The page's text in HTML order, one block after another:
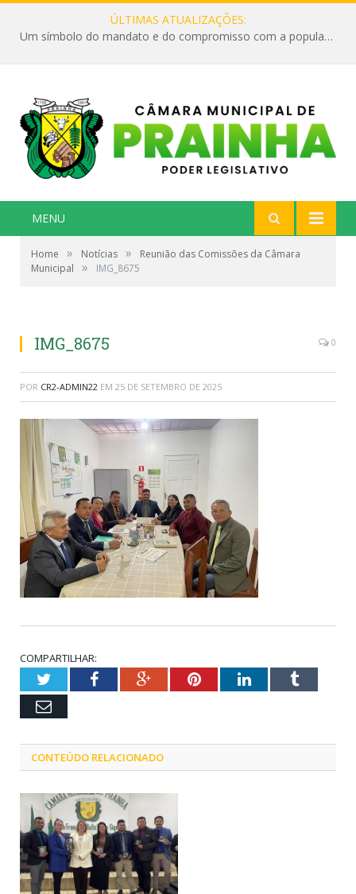
ÚLTIMAS ATUALIZAÇÕES:
Um símbolo do mandato e do compromisso com a população
MENU
Home » Notícias »
Reunião das Comissões da Câmara
Municipal
» IMG_8675
IMG_8675 0
POR CR2-ADMIN22 EM 25 DE SETEMBRO DE 2025
COMPARTILHAR:
TwitterFacebookGoogle+PinterestLinkedInTumblr
Email
CONTEÚDO RELACIONADO